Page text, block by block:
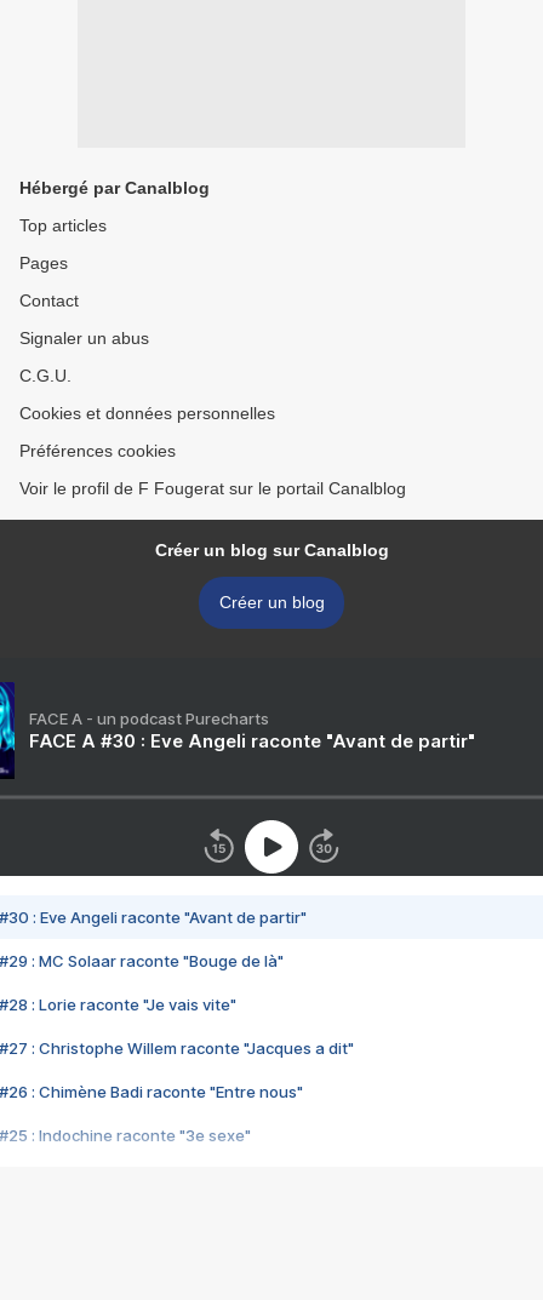
Hébergé par Canalblog
Top articles
Pages
Contact
Signaler un abus
C.G.U.
Cookies et données personnelles
Préférences cookies
Voir le profil de F Fougerat sur le portail Canalblog
Créer un blog sur Canalblog
Créer un blog
FACE A - un podcast Purecharts
FACE A #30 : Eve Angeli raconte "Avant de partir"
#30 : Eve Angeli raconte "Avant de partir"
#29 : MC Solaar raconte "Bouge de là"
#28 : Lorie raconte "Je vais vite"
#27 : Christophe Willem raconte "Jacques a dit"
#26 : Chimène Badi raconte "Entre nous"
#25 : Indochine raconte "3e sexe"